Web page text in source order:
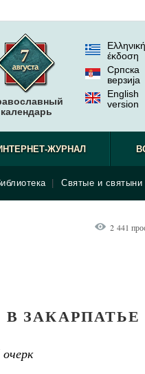
календарь
Ελληνική
έκδοση
Српска
верзиjа
English
version
Святые и святыни
ЖУРНАЛ
2 441
ЗАКАРПАТЬЕ